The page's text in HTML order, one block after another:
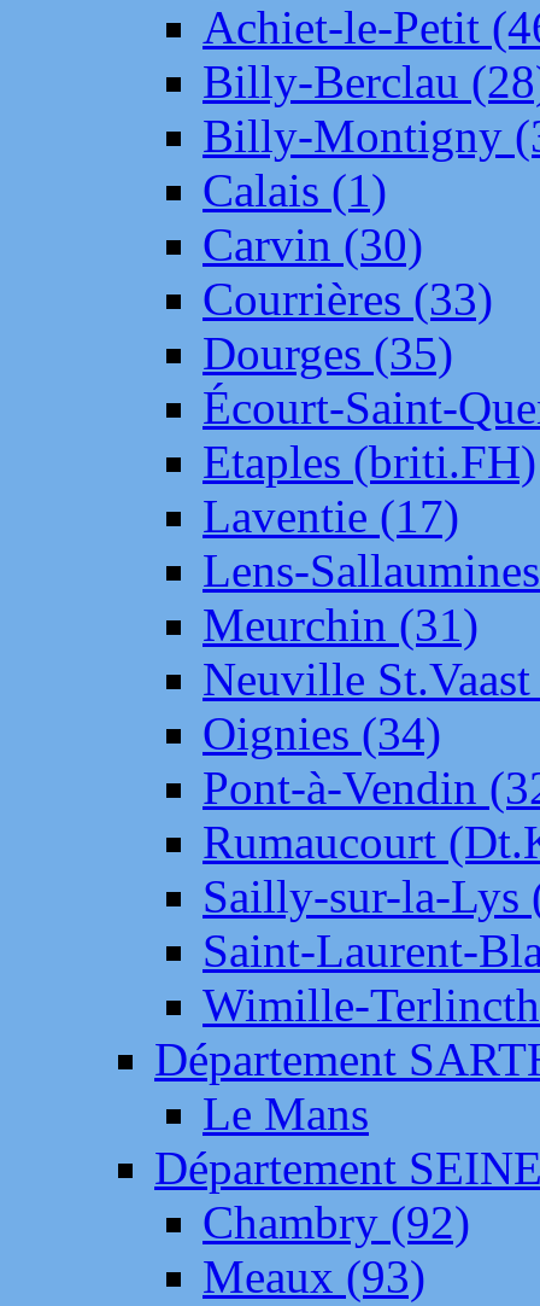
Achiet-le-Petit
Billy-Berclau
Billy-Montigny
Calais (1)
Carvin (30)
Courrières (33)
Dourges (35)
Écourt-Saint-
Etaples (briti.FH)
Laventie (17)
Lens-
Meurchin (31)
Neuville
Oignies (34)
Pont-à-Vendin
Rumaucourt
Sailly-sur-la-Lys
Saint-Laurent-
Wimille-
Département
Le Mans
Département
Chambry (92)
Meaux (93)